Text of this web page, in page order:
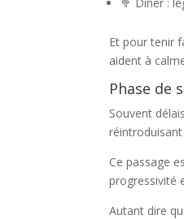
Et pour tenir
aident à
Phase de
Souvent
Ce passage
progressivité
Autant dire